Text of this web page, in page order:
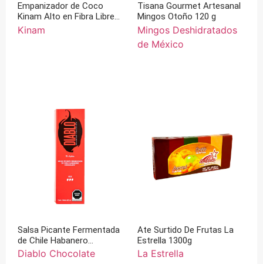
Empanizador de Coco
Kinam Alto en Fibra Libre
de Gluten 100% Artesanal
200 g
Kinam
Tisana Gourmet Artesanal
Mingos Otoño 120 g
Mingos Deshidratados
de México
Salsa Picante Fermentada
de Chile Habanero
Chocolate 60 ml
Diablo Chocolate
Ate Surtido De Frutas La
Estrella 1300g
La Estrella